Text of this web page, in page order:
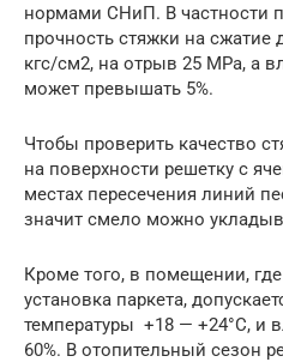
нормами СНиП. В частности
прочность стяжки на
кгс/см2, на отрыв 25 МРа, а
может превышать 5%.
Чтобы проверить качество
на поверхности решетку с
местах пересечения линий
значит смело можно
Кроме того, в помещении,
установка паркета,
температуры +18 — +24°С, и
60%. В отопительный сезон